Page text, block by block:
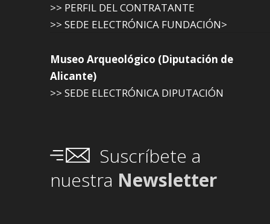
>> PERFIL DEL CONTRATANTE
>> SEDE ELECTRÓNICA FUNDACIÓN>
Museo Arqueológico (Diputación de
Alicante)
>> SEDE ELECTRÓNICA DIPUTACIÓN
Suscríbete a
nuestra Newsletter